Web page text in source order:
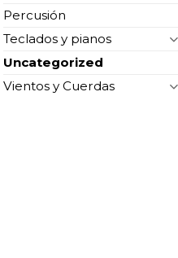
Percusión
Teclados y pianos
Uncategorized
Vientos y Cuerdas